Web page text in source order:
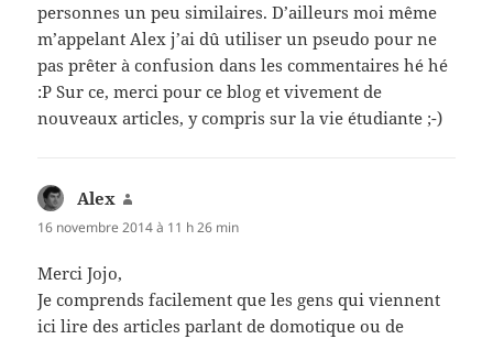
personnes un peu similaires. D’ailleurs moi même
m’appelant Alex j’ai dû utiliser un pseudo pour ne
pas prêter à confusion dans les commentaires hé hé
:P Sur ce, merci pour ce blog et vivement de
nouveaux articles, y compris sur la vie étudiante ;-)
Alex
16 novembre 2014 à 11 h 26 min
Merci Jojo,
Je comprends facilement que les gens qui viennent
ici lire des articles parlant de domotique ou de